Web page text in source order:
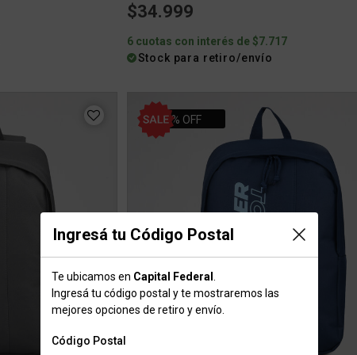
Ingresá tu Código Postal
Te ubicamos en Capital Federal
Ingresá tu código postal y te mostraremos las
mejores opciones de retiro y envío.
Código Postal
$34.999
6 cuotas con interés de $7.717
Stock para retiro/envío
42% OFF